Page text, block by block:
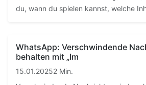
du, wann du spielen kannst, welche
WhatsApp: Verschwindende
behalten mit „Im
15.01.20252 Min.